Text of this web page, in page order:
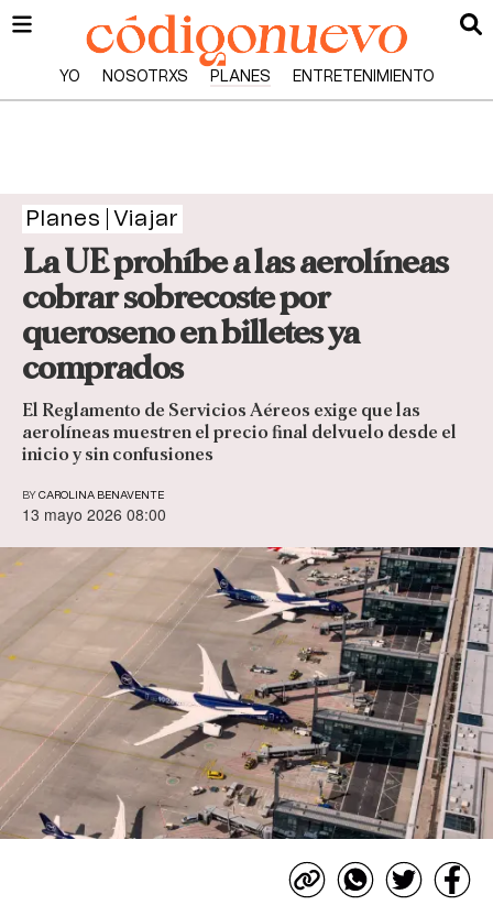
YO NOSOTRXS PLANES ENTRETENIMIENTO
Planes Viajar
La UE prohíbe a las aerolíneas
cobrar sobrecoste por
queroseno en billetes ya
comprados
El Reglamento de Servicios Aéreos exige que las
aerolíneas muestren el precio final delvuelo desde el
inicio y sin confusiones
BY CAROLINA BENAVENTE
13 mayo 2026 08:00